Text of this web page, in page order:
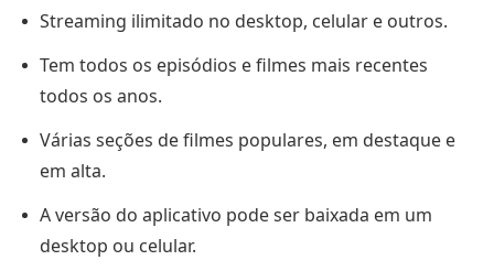
Streaming ilimitado no desktop, celular e outros.
Tem todos os episódios e filmes mais recentes
todos os anos.
Várias seções de filmes populares, em destaque e
em alta.
A versão do aplicativo pode ser baixada em um
desktop ou celular.